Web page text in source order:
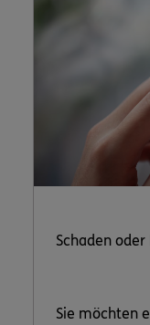
Schaden
Sie möchten